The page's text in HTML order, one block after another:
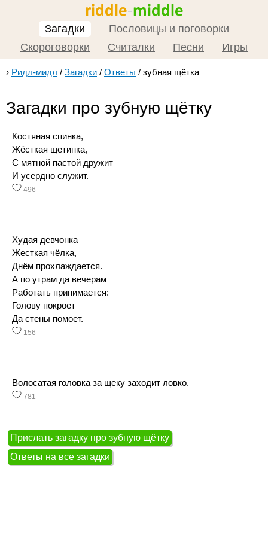
Загадки
Пословицы и поговорки
Скороговорки
Считалки Песни Игры
› Ридл-мидл / Загадки / Ответы / зубная щётка
Загадки про зубную щётку
Костяная спинка,
Жёсткая щетинка,
С мятной пастой дружит
И усердно служит.
496
Худая девчонка —
Жесткая чёлка,
Днём прохлаждается.
А по утрам да вечерам
Работать принимается:
Голову покроет
Да стены помоет.
156
Волосатая головка за щеку заходит ловко.
781
Прислать загадку про зубную щётку
Ответы на все загадки